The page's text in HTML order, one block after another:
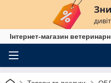
Інтернет-магазин